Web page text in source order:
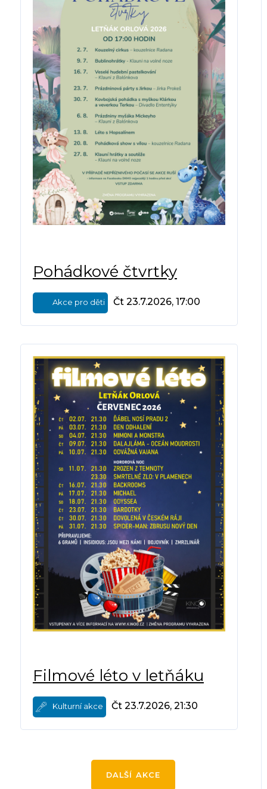
Pohádkové čtvrtky
Akce pro děti Čt 23.7.2026, 17:00
Filmové léto v letňáku
Kulturní akce Čt 23.7.2026, 21:30
DALŠÍ AKCE